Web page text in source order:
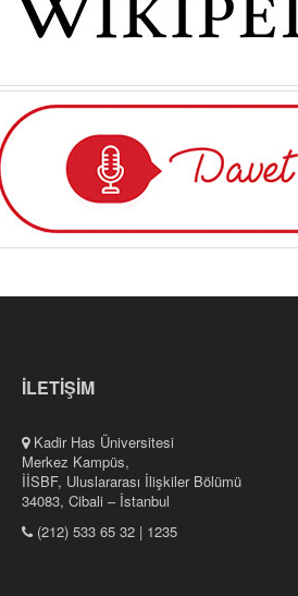
İLETİŞİM
Kadir Has Üniversitesi
Merkez Kampüs,
İİSBF, Uluslararası İlişkiler Bölümü
34083, Cibali – İstanbul
(212) 533 65 32 | 1235